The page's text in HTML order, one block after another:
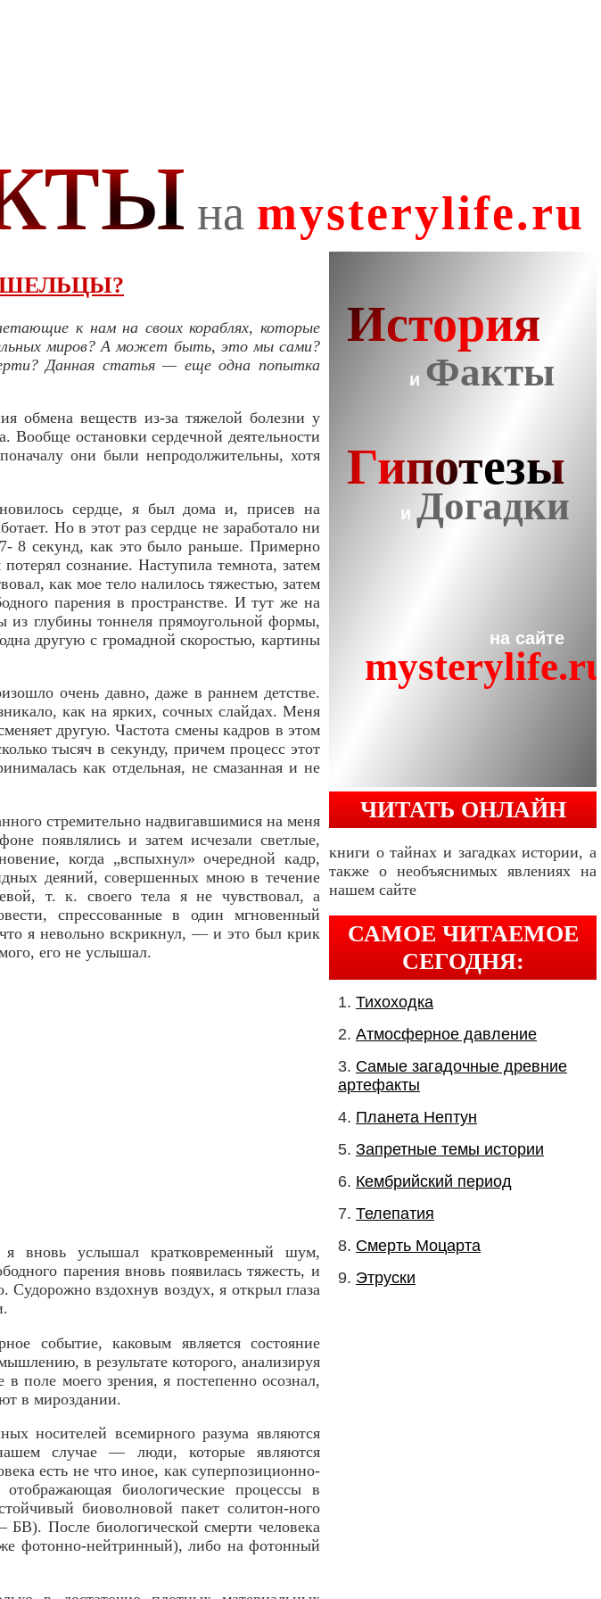
к нам на своих кораблях, которые
миров? А может быть, это мы сами?
Данная статья — еще одна попытка
обмена веществ из-за тяжелой болезни у
Вообще остановки сердечной деятельности
они были непродолжительны, хотя
сердце, я был дома и, присев на
Но в этот раз сердце не заработало ни
8 секунд, как это было раньше. Примерно
сознание. Наступила темнота, затем
как мое тело налилось тяжестью, затем
парения в пространстве. И тут же на
из глубины тоннеля прямоугольной формы,
другую с громадной скоростью, картины
очень давно, даже в раннем детстве.
как на ярких, сочных слайдах. Меня
другую. Частота смены кадров в этом
тысяч в секунду, причем процесс этот
как отдельная, не смазанная и не
стремительно надвигавшимися на меня
появлялись и затем исчезали светлые,
когда „вспыхнул» очередной кадр,
деяний, совершенных мною в течение
т. к. своего тела я не чувствовал, а
спрессованные в один мгновенный
я невольно вскрикнул, — и это был крик
его не услышал.
я вновь услышал кратковременный шум,
парения вновь появилась тяжесть, и
Судорожно вздохнув воздух, я открыл глаза
событие, каковым является состояние
в результате которого, анализируя
поле моего зрения, я постепенно осознал,
в мироздании.
носителей всемирного разума являются
случае — люди, которые являются
есть не что иное, как суперпозиционно-
отображающая биологические процессы в
биоволновой пакет солитон-ного
После биологической смерти человека
фотонно-нейтринный), либо на фотонный
ЧИТАТЬ ОНЛАЙН
книги о тайнах и загадках истории, а
также о необъяснимых явлениях на
нашем сайте
САМОЕ ЧИТАЕМОЕ
СЕГОДНЯ:
Тихоходка
Атмосферное давление
Самые загадочные древние
артефакты
Планета Нептун
Запретные темы истории
Кембрийский период
Телепатия
Смерть Моцарта
Этруски